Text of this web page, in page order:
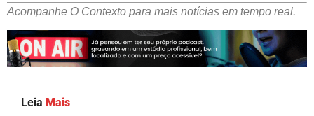
Acompanhe O Contexto para mais notícias em tempo real.
Leia Mais